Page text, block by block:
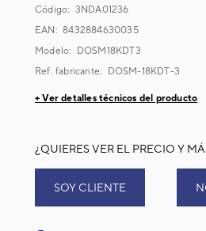
Código: 3NDA01236
EAN: 8432884630035
Modelo:
DOSM18KDT3
Ref. fabricante:
DOSM-18KDT-3
+ Ver detalles técnicos del producto
¿QUIERES VER EL PRECIO Y
SOY CLIENTE